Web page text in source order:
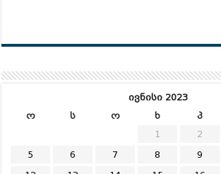
ივნისი 2023
ო
ს ო ხ პ
1
2
5
6 7 8 9